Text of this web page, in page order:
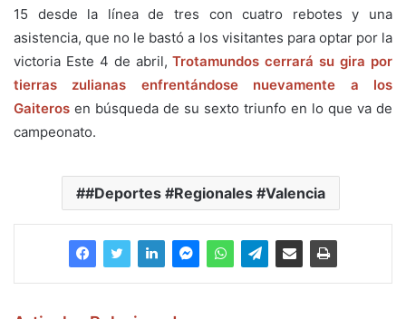
15 desde la línea de tres con cuatro rebotes y una
asistencia, que no le bastó a los visitantes para optar por la
victoria Este 4 de abril, Trotamundos cerrará su gira por
tierras zulianas enfrentándose nuevamente a los
Gaiteros en búsqueda de su sexto triunfo en lo que va de
campeonato.
#Deportes #Regionales #Valencia